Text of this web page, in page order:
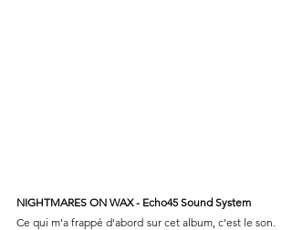
NIGHTMARES ON WAX - Echo45 Sound System
Ce qui m'a frappé d'abord sur cet album, c'est le son.